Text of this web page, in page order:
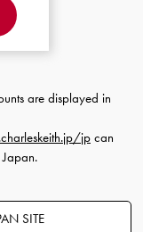
are displayed in
jpcan
SITE